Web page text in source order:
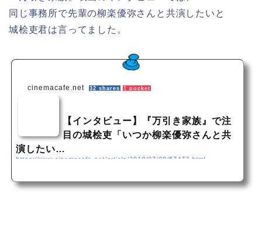
同じ事務所で先輩の柳楽優弥さんと共演したいと
城桧吏君は言ってました。
cinemacafe.net 32 shares 1 pocket
【インタビュー】『万引き家族』で注
目の城桧吏「いつか柳楽優弥さんと共
演したい…
https://www.cinemacafe.net/article/2018/07/08/57473.html
れてもいなかった